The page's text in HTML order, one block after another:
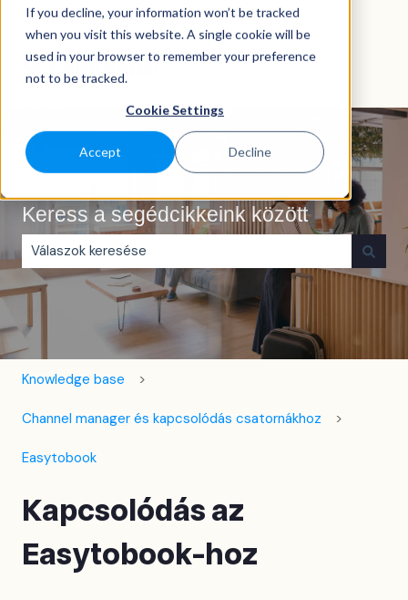
If you decline, your information won’t be tracked
when you visit this website. A single cookie will be
used in your browser to remember your preference
not to be tracked.
Cookie Settings
Accept Decline
MagyarAlmenü megjelenítése fordításokhoz
Keress a segédcikkeink között
Nincs javaslat, mert üres a keresőmező.
Knowledge base
Channel manager és kapcsolódás csatornákhoz
Easytobook
Kapcsolódás az
Easytobook-hoz